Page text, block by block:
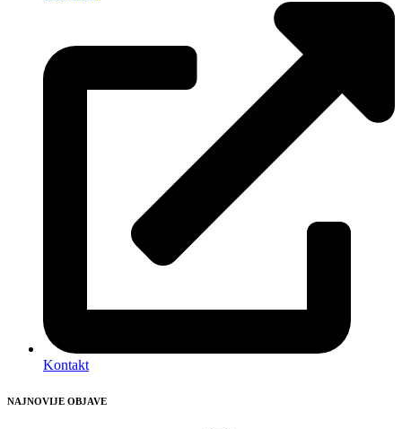
Kontakt
NAJNOVIJE OBJAVE